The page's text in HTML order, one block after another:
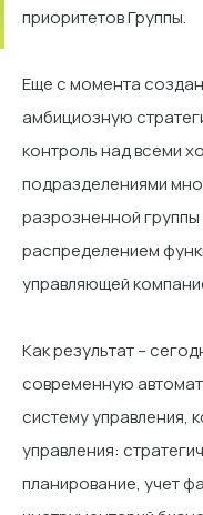
приоритетов Группы.
Еще с момента
амбициозную
контроль над всеми
подразделениями
разрозненной
распределением
управляющей
Как результат –
современную
систему управления,
управления:
планирование, учет